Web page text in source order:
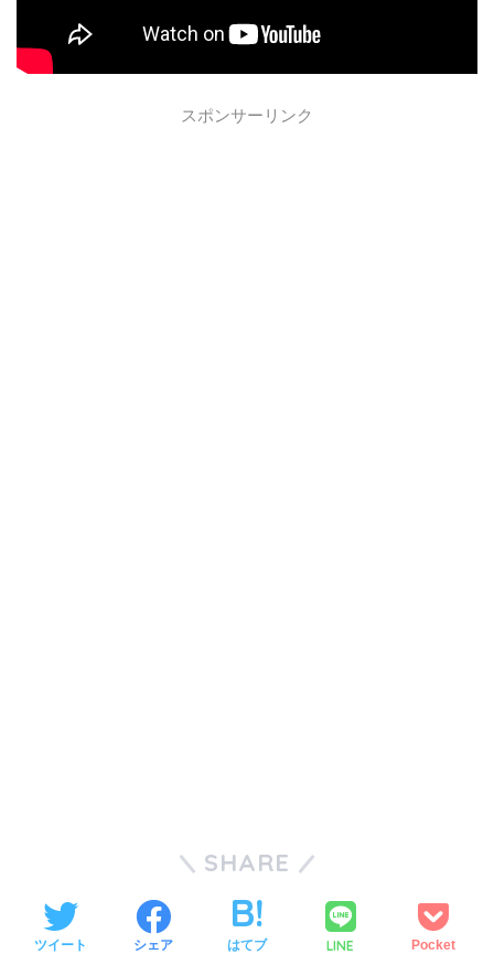
スポンサーリンク
SHARE
ツイート シェア はてブ LINE Pocket